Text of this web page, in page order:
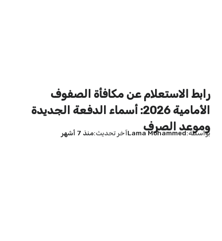
رابط الاستعلام عن مكافأة الصفوف
الأمامية 2026: أسماء الدفعة الجديدة
وموعد الصرف
بواسطة Lama Mohammedآخر تحديث منذ 7 أشهر